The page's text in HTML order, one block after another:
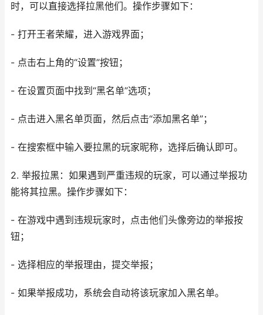
时，可以直接选择拉黑他们。操作步骤如下：
- 打开王者荣耀，进入游戏界面；
- 点击右上角的“设置”按钮；
- 在设置页面中找到“黑名单”选项；
- 点击进入黑名单页面，然后点击“添加黑名单”；
- 在搜索框中输入要拉黑的玩家昵称，选择后确认即可。
2. 举报拉黑：如果遇到严重违规的玩家，可以通过举报功
能将其拉黑。操作步骤如下：
- 在游戏中遇到违规玩家时，点击他们头像旁边的举报按
钮；
- 选择相应的举报理由，提交举报；
- 如果举报成功，系统会自动将该玩家加入黑名单。